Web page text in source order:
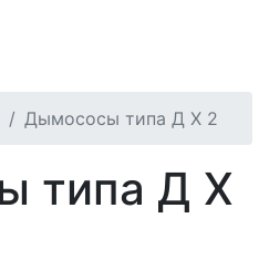
Дымососы типа Д Х 2
типа Д Х